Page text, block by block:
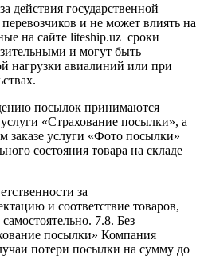
действия государственной
и не может влиять на
на сайте liteship.uz сроки
и могут быть
нагрузки авиалиний или при
посылок принимаются
«Страхование посылки», а
заказе услуги «Фото посылки»
состояния товара на складе
за
и соответствие товаров,
7.8. Без
посылки» Компания
потери посылки на сумму до